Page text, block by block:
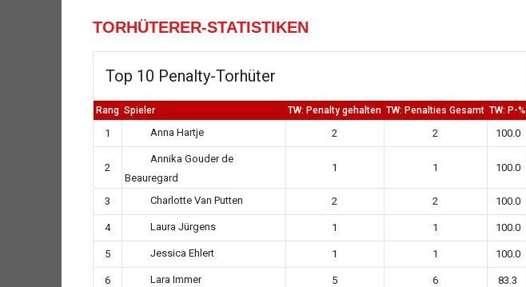
TORHÜTERER-STATISTIKEN
Top 10 Penalty-Torhüter
Rang Spieler TW: Penalty gehalten TW: Penalties Gesamt TW: P-%
1 Anna Hartje 2 2 100.0
2
Annika Gouder de
Beauregard
1 1 100.0
3 Charlotte Van Putten 2 2 100.0
4 Laura Jürgens 1 1 100.0
5 Jessica Ehlert 1 1 100.0
6 Lara Immer 5 6 83.3